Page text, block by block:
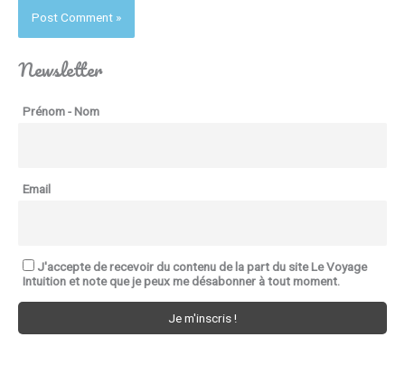
Newsletter
Prénom - Nom
Email
J'accepte de recevoir du contenu de la part du site Le Voyage
Intuition et note que je peux me désabonner à tout moment.